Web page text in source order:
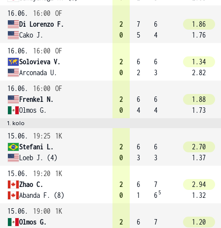
16.06.
16:00 OF
Di Lorenzo F.
Cako J.
2
0
7
5
6
4
1.86
1.76
16.06.
16:00 OF
Solovieva V.
Arconada U.
2
0
6
2
6
3
1.34
2.82
16.06.
16:00 OF
Frenkel N.
Olmos G.
2
0
6
4
6
4
1.88
1.73
1. kolo
15.06. 19:25
1K
Stefani L.
Loeb J. (4)
2
0
6
3
6
3
2.70
1.37
15.06.
19:20
1K
Zhao C.
Abanda F. (8)
2
0
6
1
7
6 5
2.94
1.32
15.06.
19:00
1K
Olmos G.
2
6
7
1.20